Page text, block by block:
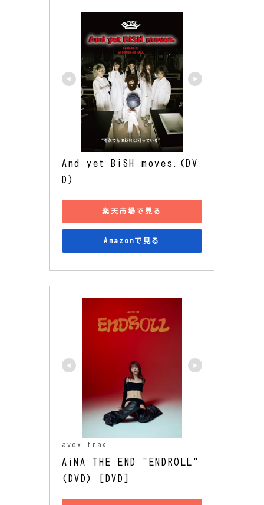
And yet BiSH moves.(DV
D)
楽天市場で見る
Amazonで見る
avex trax
AiNA THE END "ENDROLL"
(DVD) [DVD]